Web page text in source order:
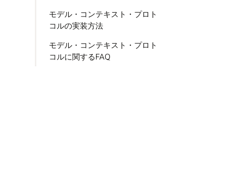
モデル・コンテキスト・プロト
コルの実装方法
モデル・コンテキスト・プロト
コルに関するFAQ